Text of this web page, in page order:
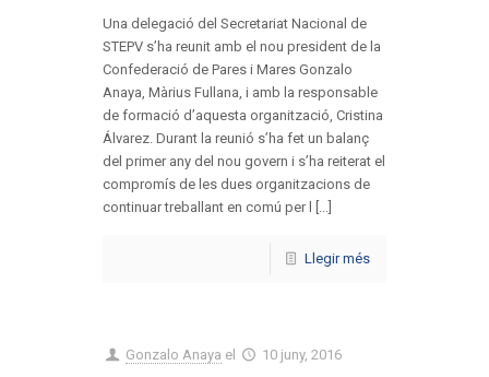
Una delegació del Secretariat Nacional de
STEPV s’ha reunit amb el nou president de la
Confederació de Pares i Mares Gonzalo
Anaya, Màrius Fullana, i amb la responsable
de formació d’aquesta organització, Cristina
Álvarez. Durant la reunió s’ha fet un balanç
del primer any del nou govern i s’ha reiterat el
compromís de les dues organitzacions de
continuar treballant en comú per l [...]
Llegir més
Gonzalo Anaya el 10 juny, 2016